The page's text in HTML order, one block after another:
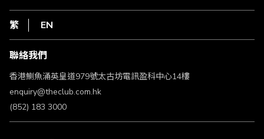
HKT
私隱聲明
使用條款
條款及細則
不歧視及不騷擾聲明
認可牌照及通告
繁 EN
聯絡我們
香港鰂魚涌英皇道979號太古坊電訊盈科中心14樓
enquiry@theclub.com.hk
(852) 183 3000